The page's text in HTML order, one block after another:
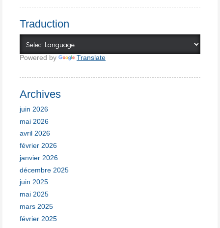
Traduction
Powered by Translate
Archives
juin 2026
mai 2026
avril 2026
février 2026
janvier 2026
décembre 2025
juin 2025
mai 2025
mars 2025
février 2025